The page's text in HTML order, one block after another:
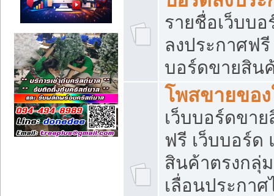
รายชื่อเว็บบ
ลงประกาศฟรี
บอร์ดขายสิน
โพสขายขอ
เว็บบอร์ดขา
ฟรี เว็บบอร์ด
สินค้าตรงกลุ่
เลื่อนประกา